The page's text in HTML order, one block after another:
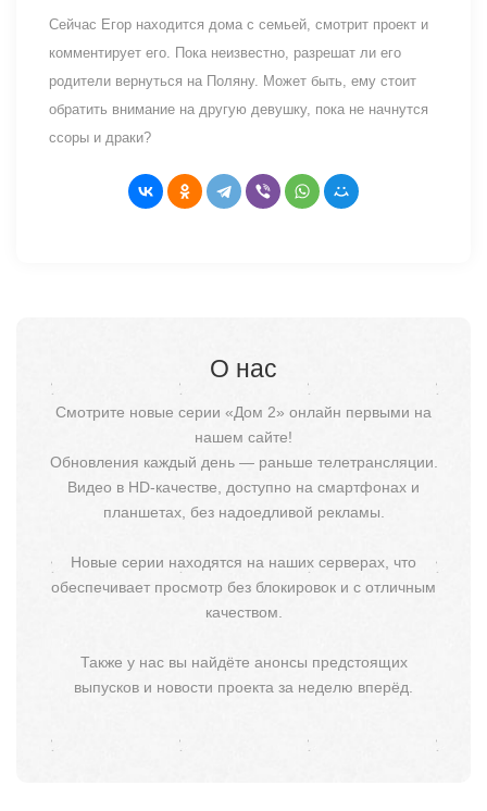
Сейчас Егор находится дома с семьей, смотрит проект и
комментирует его. Пока неизвестно, разрешат ли его
родители вернуться на Поляну. Может быть, ему стоит
обратить внимание на другую девушку, пока не начнутся
ссоры и драки?
О нас
Смотрите новые серии «Дом 2» онлайн первыми на
нашем сайте!
Обновления каждый день — раньше телетрансляции.
Видео в HD-качестве, доступно на смартфонах и
планшетах, без надоедливой рекламы.
Новые серии находятся на наших серверах, что
обеспечивает просмотр без блокировок и с отличным
качеством.
Также у нас вы найдёте анонсы предстоящих
выпусков и новости проекта за неделю вперёд.